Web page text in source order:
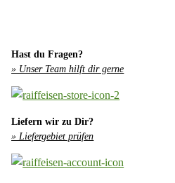
Hast du Fragen?
» Unser Team hilft dir gerne
Liefern wir zu Dir?
» Liefergebiet prüfen